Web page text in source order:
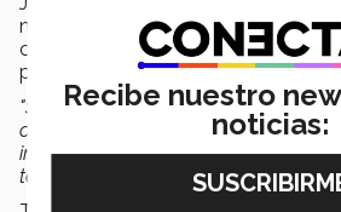
numerosos
mensajes de
colegas, familia y estudiantes luego
profesor inspirador.
"Sus palabras de aprecio y
conmovido profundamente y me han
importancia de la labor educativa y
tener en la vida de los demás",dijo.
Recibe nuestro
noticias: